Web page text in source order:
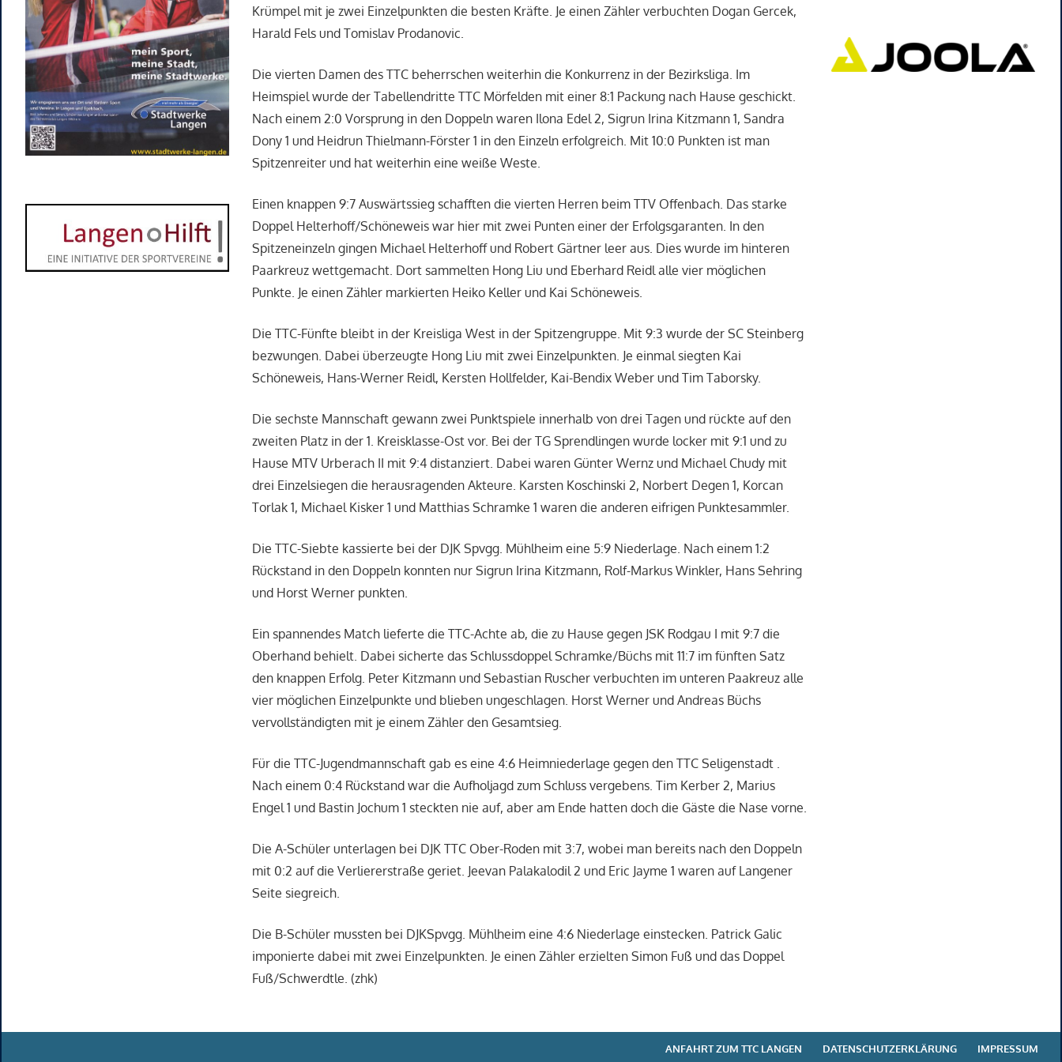
Krümpel mit je zwei Einzelpunkten die besten Kräfte. Je einen Zähler verbuchten Dogan Gercek,
Harald Fels und Tomislav Prodanovic.
Die vierten Damen des TTC beherrschen weiterhin die Konkurrenz in der Bezirksliga. Im
Heimspiel wurde der Tabellendritte TTC Mörfelden mit einer 8:1 Packung nach Hause geschickt.
Nach einem 2:0 Vorsprung in den Doppeln waren Ilona Edel 2, Sigrun Irina Kitzmann 1, Sandra
Dony 1 und Heidrun Thielmann-Förster 1 in den Einzeln erfolgreich. Mit 10:0 Punkten ist man
Spitzenreiter und hat weiterhin eine weiße Weste.
Einen knappen 9:7 Auswärtssieg schafften die vierten Herren beim TTV Offenbach. Das starke
Doppel Helterhoff/Schöneweis war hier mit zwei Punten einer der Erfolgsgaranten. In den
Spitzeneinzeln gingen Michael Helterhoff und Robert Gärtner leer aus. Dies wurde im hinteren
Paarkreuz wettgemacht. Dort sammelten Hong Liu und Eberhard Reidl alle vier möglichen
Punkte. Je einen Zähler markierten Heiko Keller und Kai Schöneweis.
Die TTC-Fünfte bleibt in der Kreisliga West in der Spitzengruppe. Mit 9:3 wurde der SC Steinberg
bezwungen. Dabei überzeugte Hong Liu mit zwei Einzelpunkten. Je einmal siegten Kai
Schöneweis, Hans-Werner Reidl, Kersten Hollfelder, Kai-Bendix Weber und Tim Taborsky.
Die sechste Mannschaft gewann zwei Punktspiele innerhalb von drei Tagen und rückte auf den
zweiten Platz in der 1. Kreisklasse-Ost vor. Bei der TG Sprendlingen wurde locker mit 9:1 und zu
Hause MTV Urberach II mit 9:4 distanziert. Dabei waren Günter Wernz und Michael Chudy mit
drei Einzelsiegen die herausragenden Akteure. Karsten Koschinski 2, Norbert Degen 1, Korcan
Torlak 1, Michael Kisker 1 und Matthias Schramke 1 waren die anderen eifrigen Punktesammler.
Die TTC-Siebte kassierte bei der DJK Spvgg. Mühlheim eine 5:9 Niederlage. Nach einem 1:2
Rückstand in den Doppeln konnten nur Sigrun Irina Kitzmann, Rolf-Markus Winkler, Hans Sehring
und Horst Werner punkten.
Ein spannendes Match lieferte die TTC-Achte ab, die zu Hause gegen JSK Rodgau I mit 9:7 die
Oberhand behielt. Dabei sicherte das Schlussdoppel Schramke/Büchs mit 11:7 im fünften Satz
den knappen Erfolg. Peter Kitzmann und Sebastian Ruscher verbuchten im unteren Paakreuz alle
vier möglichen Einzelpunkte und blieben ungeschlagen. Horst Werner und Andreas Büchs
vervollständigten mit je einem Zähler den Gesamtsieg.
Für die TTC-Jugendmannschaft gab es eine 4:6 Heimniederlage gegen den TTC Seligenstadt .
Nach einem 0:4 Rückstand war die Aufholjagd zum Schluss vergebens. Tim Kerber 2, Marius
Engel 1 und Bastin Jochum 1 steckten nie auf, aber am Ende hatten doch die Gäste die Nase vorne.
Die A-Schüler unterlagen bei DJK TTC Ober-Roden mit 3:7, wobei man bereits nach den Doppeln
mit 0:2 auf die Verliererstraße geriet. Jeevan Palakalodil 2 und Eric Jayme 1 waren auf Langener
Seite siegreich.
Die B-Schüler mussten bei DJKSpvgg. Mühlheim eine 4:6 Niederlage einstecken. Patrick Galic
imponierte dabei mit zwei Einzelpunkten. Je einen Zähler erzielten Simon Fuß und das Doppel
Fuß/Schwerdtle. (zhk)
ANFAHRT ZUM TTC LANGEN DATENSCHUTZERKLÄRUNG IMPRESSUM